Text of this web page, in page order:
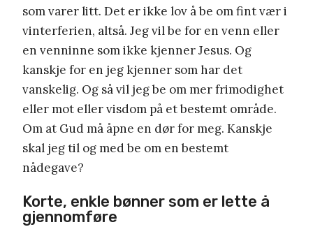
som varer litt. Det er ikke lov å be om fint vær i
vinterferien, altså. Jeg vil be for en venn eller
en venninne som ikke kjenner Jesus. Og
kanskje for en jeg kjenner som har det
vanskelig. Og så vil jeg be om mer frimodighet
eller mot eller visdom på et bestemt område.
Om at Gud må åpne en dør for meg. Kanskje
skal jeg til og med be om en bestemt
nådegave?
Korte, enkle bønner som er lette å
gjennomføre